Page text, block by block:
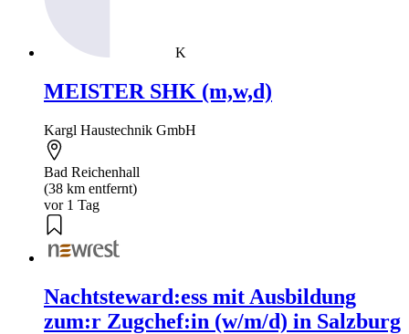
K
MEISTER SHK (m,w,d)
Kargl Haustechnik GmbH
Bad Reichenhall
(38 km entfernt)
vor 1 Tag
Nachtsteward:ess mit Ausbildung
zum:r Zugchef:in (w/m/d) in Salzburg